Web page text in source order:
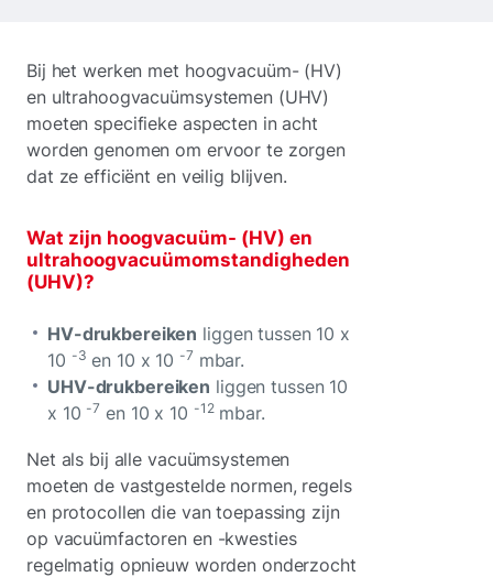
Bij het werken met hoogvacuüm- (HV)
en ultrahoogvacuümsystemen (UHV)
moeten specifieke aspecten in acht
worden genomen om ervoor te zorgen
dat ze efficiënt en veilig blijven.
Wat zijn hoogvacuüm- (HV) en
ultrahoogvacuümomstandigheden
(UHV)?
HV-drukbereiken liggen tussen 10 x
10 -3 en 10 x 10 -7 mbar.
UHV-drukbereiken liggen tussen 10
x 10 -7 en 10 x 10 -12mbar.
Net als bij alle vacuümsystemen
moeten de vastgestelde normen, regels
en protocollen die van toepassing zijn
op vacuümfactoren en -kwesties
regelmatig opnieuw worden onderzocht